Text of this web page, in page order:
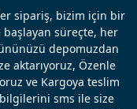
sipariş, bizim için bir
süreçte, her
depomuzdan
aktarıyoruz, Özenle
ve Kargoya teslim
sms ile size